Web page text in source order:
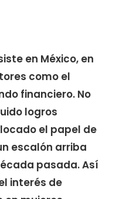
en México, en
como el
financiero. No
logros
el papel de
escalón arriba
pasada. Así
interés de